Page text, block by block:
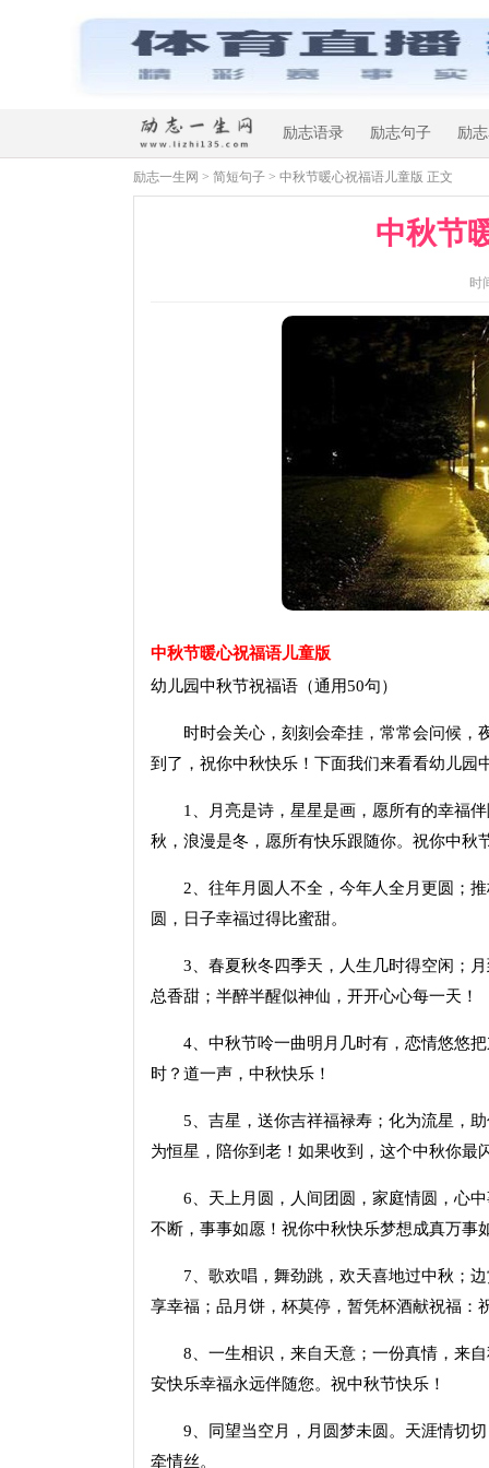
励志语录 励志句子 励
励志一生网 > 简短句子 > 中秋节暖心祝福语儿童版 正文
中秋节
时
中秋节暖心祝福语儿童版
幼儿园中秋节祝福语（通用50句）
时时会关心，刻刻会牵挂，常常会问候，
到了，祝你中秋快乐！下面我们来看看幼儿园
1、月亮是诗，星星是画，愿所有的幸福伴
秋，浪漫是冬，愿所有快乐跟随你。祝你中秋
2、往年月圆人不全，今年人全月更圆；推
圆，日子幸福过得比蜜甜。
3、春夏秋冬四季天，人生几时得空闲；月
总香甜；半醉半醒似神仙，开开心心每一天！
4、中秋节呤一曲明月几时有，恋情悠悠把
时？道一声，中秋快乐！
5、吉星，送你吉祥福禄寿；化为流星，助
为恒星，陪你到老！如果收到，这个中秋你最
6、天上月圆，人间团圆，家庭情圆，心中
不断，事事如愿！祝你中秋快乐梦想成真万事
7、歌欢唱，舞劲跳，欢天喜地过中秋；边
享幸福；品月饼，杯莫停，暂凭杯酒献祝福：
8、一生相识，来自天意；一份真情，来自
安快乐幸福永远伴随您。祝中秋节快乐！
9、同望当空月，月圆梦未圆。天涯情切切
牵情丝。